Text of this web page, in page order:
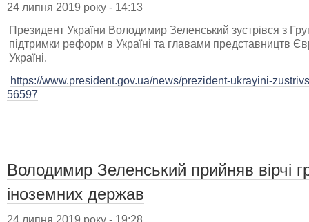
24 липня 2019 року - 14:13
Президент України Володимир Зеленський зустрівся з
підтримки реформ в Україні та главами представництв
Україні.
https://www.president.gov.ua/news/prezident-ukrayini-
56597
Володимир Зеленський прийняв вірчі
іноземних держав
24 липня 2019 року - 19:28